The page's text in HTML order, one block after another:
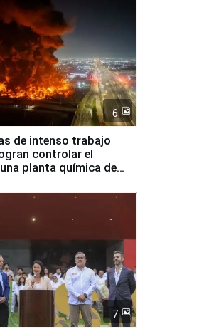
6
de intenso trabajo
controlar el
planta química de
7